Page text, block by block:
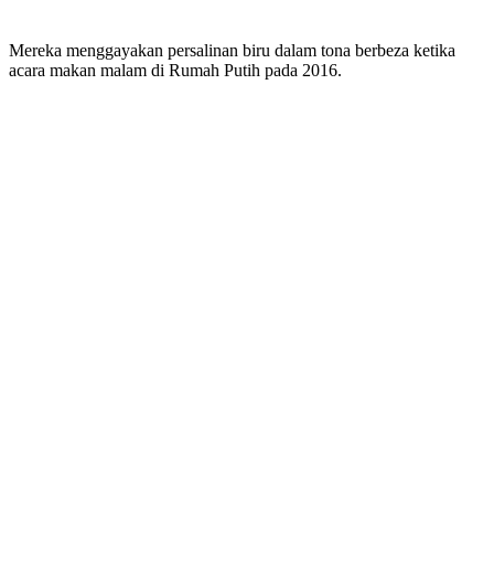
Mereka menggayakan persalinan biru dalam tona berbeza ketika
acara makan malam di Rumah Putih pada 2016.